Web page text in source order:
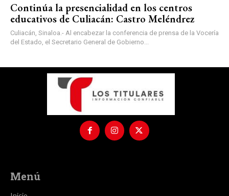
Continúa la presencialidad en los centros
educativos de Culiacán: Castro Meléndrez
Culiacán, Sinaloa.- Al encabezar la conferencia de prensa de la Vocería
del Estado, el Secretario General de Gobierno...
Menú